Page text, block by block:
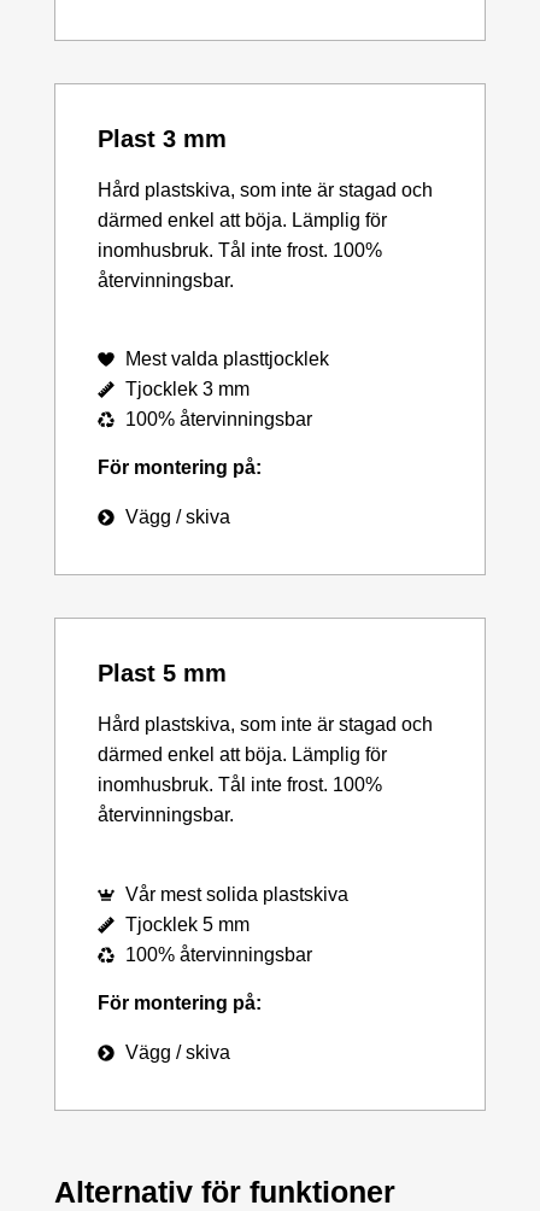
Plast 3 mm
Hård plastskiva, som inte är stagad och
därmed enkel att böja. Lämplig för
inomhusbruk. Tål inte frost. 100%
återvinningsbar.
Mest valda plasttjocklek
Tjocklek 3 mm
100% återvinningsbar
För montering på:
Vägg / skiva
Plast 5 mm
Hård plastskiva, som inte är stagad och
därmed enkel att böja. Lämplig för
inomhusbruk. Tål inte frost. 100%
återvinningsbar.
Vår mest solida plastskiva
Tjocklek 5 mm
100% återvinningsbar
För montering på:
Vägg / skiva
Alternativ för funktioner